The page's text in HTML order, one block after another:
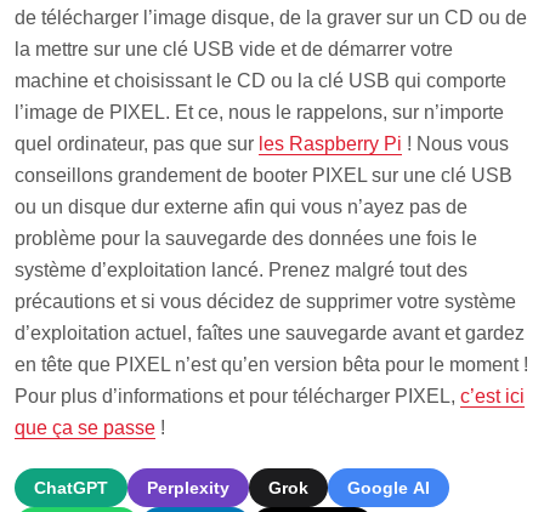
de télécharger l’image disque, de la graver sur un CD ou de
la mettre sur une clé USB vide et de démarrer votre
machine et choisissant le CD ou la clé USB qui comporte
l’image de PIXEL. Et ce, nous le rappelons, sur n’importe
quel ordinateur, pas que sur les Raspberry Pi ! Nous vous
conseillons grandement de booter PIXEL sur une clé USB
ou un disque dur externe afin qui vous n’ayez pas de
problème pour la sauvegarde des données une fois le
système d’exploitation lancé. Prenez malgré tout des
précautions et si vous décidez de supprimer votre système
d’exploitation actuel, faîtes une sauvegarde avant et gardez
en tête que PIXEL n’est qu’en version bêta pour le moment !
Pour plus d’informations et pour télécharger PIXEL, c’est ici
que ça se passe !
ChatGPT Perplexity Grok
Google AI